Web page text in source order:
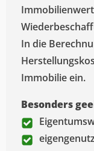
In die
Immobilie ein.
Besonders